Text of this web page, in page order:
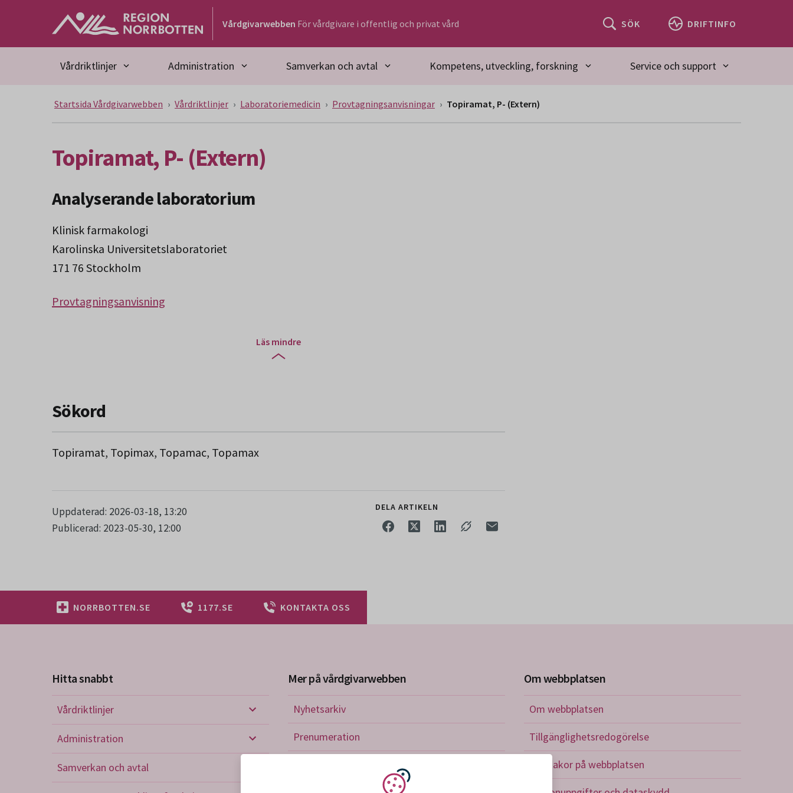
Gå till huvudmeny
Gå till övergripande innehåll
Vårdgivarwebben För vårdgivare i offentlig och privat vård SÖK DRIFTINFO
Vårdriktlinjer Administration Samverkan och avtal Kompetens, utveckling, forskning Service och support
Startsida Vårdgivarwebben Vårdriktlinjer Laboratoriemedicin Provtagningsanvisningar Topiramat, P- (Extern)
Topiramat, P- (Extern)
Analyserande laboratorium
Klinisk farmakologi
Karolinska Universitetslaboratoriet
171 76 Stockholm
Provtagningsanvisning
Läs mindre
Sökord
Topiramat, Topimax, Topamac, Topamax
Uppdaterad: 2026-03-18, 13:20
Publicerad: 2023-05-30, 12:00
DELA ARTIKELN
NORRBOTTEN.SE 1177.SE KONTAKTA OSS
Hitta snabbt
Vårdriktlinjer
Vårdriktlinjer
Administration
Samverkan och avtal
Mer på vårdgivarwebben
Nyhetsarkiv
Prenumeration
Om webbplatsen
Om webbplatsen
Tillgänglighetsredogörelse
Om kakor på webbplatsen